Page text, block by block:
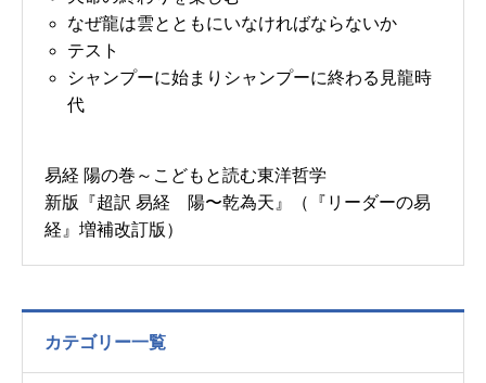
なぜ龍は雲とともにいなければならないか
テスト
シャンプーに始まりシャンプーに終わる見龍時
代
易経 陽の巻～こどもと読む東洋哲学
新版『超訳 易経 陽〜乾為天』（『リーダーの易
経』増補改訂版）
カテゴリー一覧